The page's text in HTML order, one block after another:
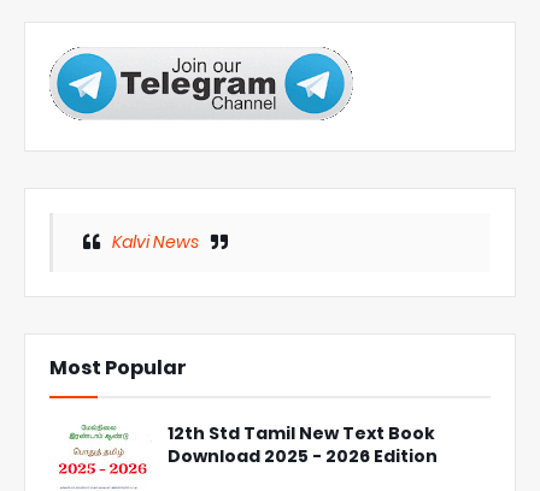
Kalvi News
Most Popular
12th Std Tamil New Text Book
Download 2025 - 2026 Edition